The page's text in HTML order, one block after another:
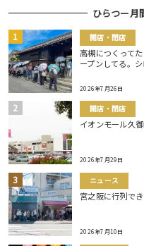
ひらつー月
開店・閉店
高槻につくって
ープンしてる。
2026年7月26日
開店・閉店
イオンモール久
2026年7月29日
ニュース
宮之阪に行列で
2026年7月10日